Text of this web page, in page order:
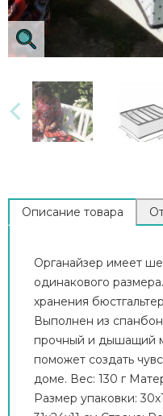
Описание товара
Органайзер имеет
одинакового
хранения
Выполнен из
прочный и дышащий
поможет создать
доме. Вес: 130 г
Размер упаковки: